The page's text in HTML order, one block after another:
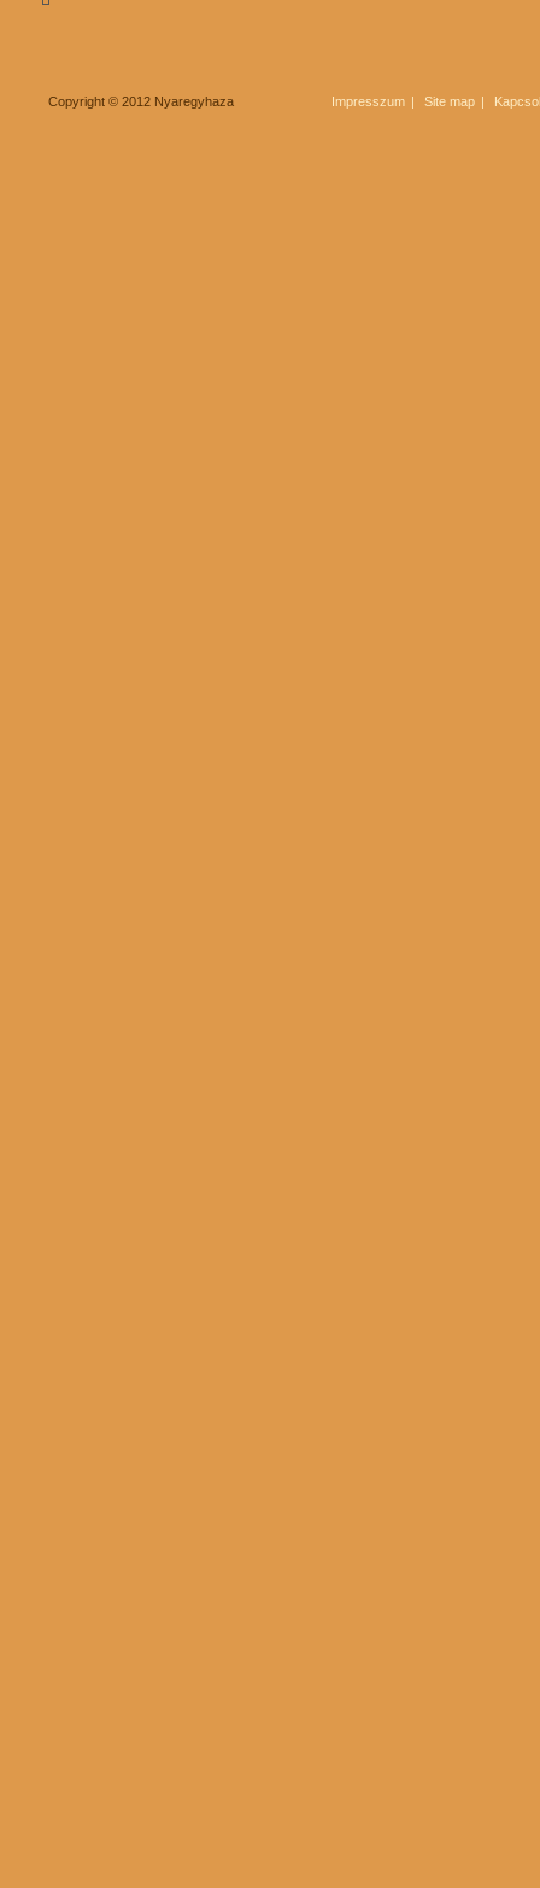
Copyright © 2012 Nyaregyhaza Impresszum Site map